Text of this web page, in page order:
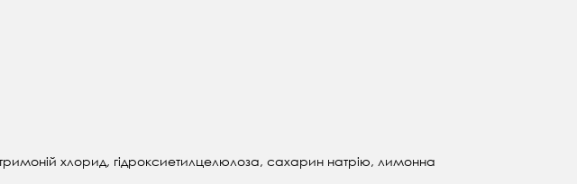
хлорид, гідроксиетилцелюлоза, сахарин натрію, лимонна